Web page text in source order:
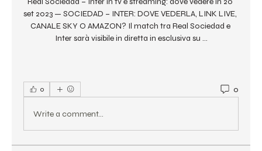
set 2023 — SOCIEDAD – INTER: DOVE VEDERLA, LINK LIVE,
CANALE SKY O AMAZON? Il match tra Real Sociedad e
Inter sarà visibile in diretta in esclusiva su ...
0 0
Write a comment...